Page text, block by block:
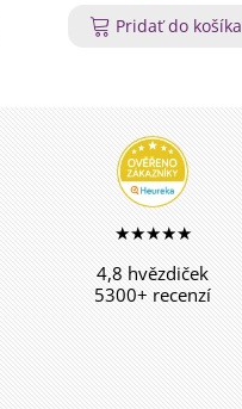
Pridať do košíka
★★★★★
4,8 hvězdiček
5300+ recenzí